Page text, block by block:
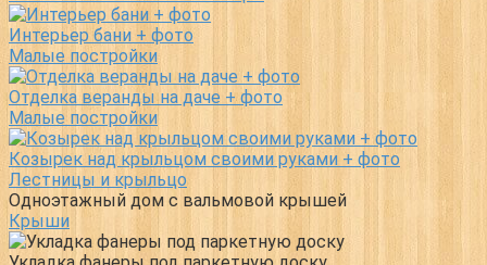
Интерьер бани + фото
Малые постройки
Отделка веранды на даче + фото
Малые постройки
Козырек над крыльцом своими руками + фото
Лестницы и крыльцо
Одноэтажный дом с вальмовой крышей
Крыши